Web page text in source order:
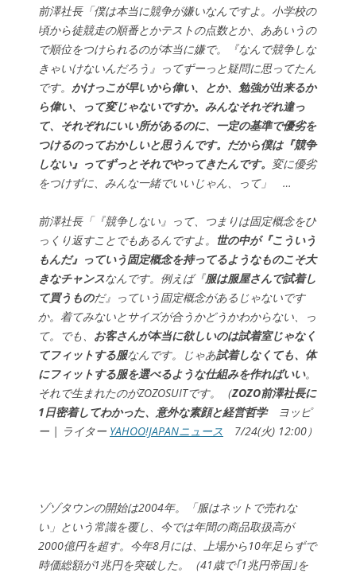
前澤社長「僕は本当に競争が嫌いなんですよ。小学校の
頃から徒競走の順番とかテストの点数とか、ああいうの
で順位をつけられるのが本当に嫌で。『なんで競争しな
きゃいけないんだろう』ってずーっと疑問に思ってたん
です。 かけっこが早いから偉い、とか、勉強が出来るか
ら偉い、って変じゃないですか。みんなそれぞれ違っ
て、それぞれにいい所があるのに、一定の基準で優劣を
つけるのっておかしいと思うんです。だから僕は『競争
しない』ってずっとそれでやってきたんです。 変に優劣
をつけずに、みんな一緒でいいじゃん、って」 …
前澤社長「『競争しない』って、つまりは固定概念をひ
っくり返すことでもあるんですよ。 世の中が『こういう
もんだ』っていう固定概念を持ってるようなものこそ大
きなチャンスなんです。例えば『服は服屋さんで試着し
て買うものだ』っていう固定概念があるじゃないです
か。着てみないとサイズが合うかどうかわからない、っ
て。でも、 お客さんが本当に欲しいのは試着室じゃなく
てフィットする服なんです。じゃあ試着しなくても、体
にフィットする服を選べるような仕組みを作ればいい。
それで生まれたのがZOZOSUITです。（ZOZO前澤社長に
1日密着してわかった、意外な素顔と経営哲学ヨッピ
ー | ライター YAHOO!JAPANニュース 7/24(火) 12:00）
ゾゾタウンの開始は2004年。「服はネットで売れな
い」という常識を覆し、今では年間の商品取扱高が
2000億円を超す。今年8月には、上場から10年足らずで
時価総額が1兆円を突破した。（41歳で｢1兆円帝国｣を